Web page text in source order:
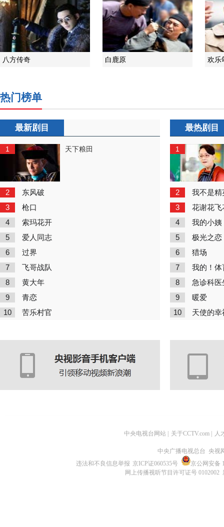
八方传奇 白鹿原 欢乐
热门榜单
最新剧目
1 天下粮田
2 东风破
3 枪口
4 索玛花开
5 爱人同志
6 过界
7 飞哥战队
8 黄大年
9 青恋
10 苦乐村官
最热剧目
1
2 我不是精
3 花谢花飞
4 我的小姨
5 极光之恋
6 猎场
7 我的！体
8 急诊科医
9 暖爱
10 天使的幸
中央电视台网站 关于CCTV.com 人
中央广播电视总台 央视
违法和不良信息举报 京ICP证060535号
京公网安备
网上传播视听节目许可证号 0102002